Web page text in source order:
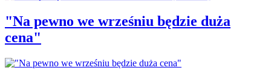
"Na pewno we wrześniu będzie duża
cena"